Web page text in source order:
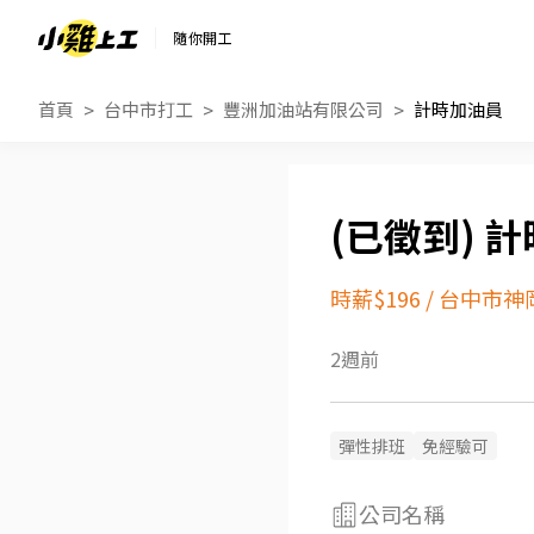
隨你開工
首頁 台中市打工 豐洲加油站有限公司 計時加油員
計
時薪$196 / 台中市神
2週前
彈性排班 免經驗可
公司名稱